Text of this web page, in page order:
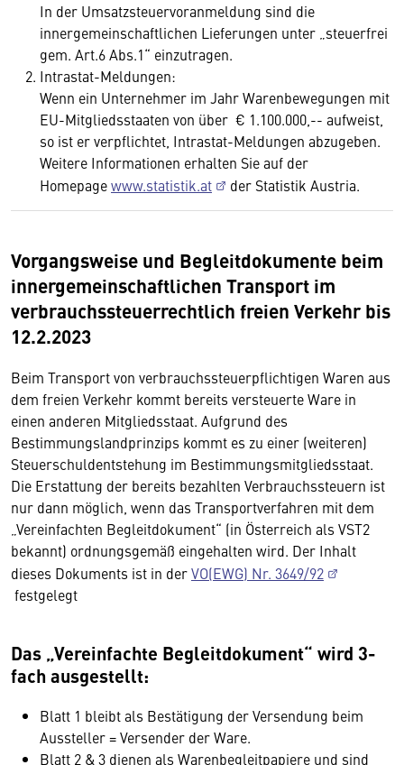
In der Umsatzsteuervoranmeldung sind die
innergemeinschaftlichen Lieferungen unter „steuerfrei
gem. Art.6 Abs.1“ einzutragen.
Intrastat-Meldungen:
Wenn ein Unternehmer im Jahr Warenbewegungen mit
EU-Mitgliedsstaaten von über € 1.100.000,-- aufweist,
so ist er verpflichtet, Intrastat-Meldungen abzugeben.
Weitere Informationen erhalten Sie auf der
Homepagewww.statistik.at der Statistik Austria.
Vorgangsweise und Begleitdokumente beim
innergemeinschaftlichen Transport im
verbrauchssteuerrechtlich freien Verkehr bis
12.2.2023
Beim Transport von verbrauchssteuerpflichtigen Waren aus
dem freien Verkehr kommt bereits versteuerte Ware in
einen anderen Mitgliedsstaat. Aufgrund des
Bestimmungslandprinzips kommt es zu einer (weiteren)
Steuerschuldentstehung im Bestimmungsmitgliedsstaat.
Die Erstattung der bereits bezahlten Verbrauchssteuern ist
nur dann möglich, wenn das Transportverfahren mit dem
„Vereinfachten Begleitdokument“ (in Österreich als VST2
bekannt) ordnungsgemäß eingehalten wird. Der Inhalt
dieses Dokuments ist in derVO(EWG) Nr. 3649/92
festgelegt
Das „Vereinfachte Begleitdokument“ wird 3-
fach ausgestellt:
Blatt 1 bleibt als Bestätigung der Versendung beim
Aussteller = Versender der Ware.
Blatt 2 & 3 dienen als Warenbegleitpapiere und sind